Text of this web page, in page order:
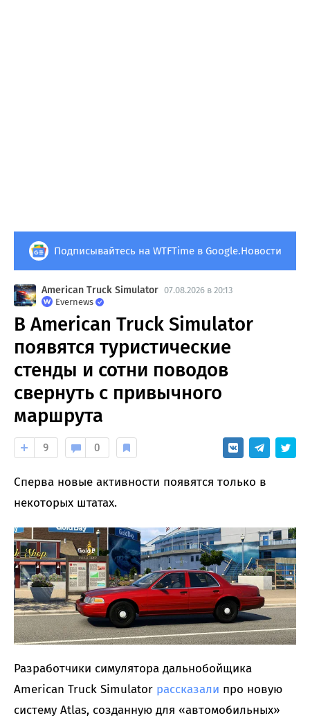
Подписывайтесь на WTFTime в Google.Новости
American Truck Simulator 07.08.2026 в 20:13
Evernews
В American Truck Simulator
появятся туристические
стенды и сотни поводов
свернуть с привычного
маршрута
9 0
Сперва новые активности появятся только в
некоторых штатах.
Разработчики симулятора дальнобойщика
American Truck Simulator рассказали про новую
систему Atlas, созданную для «автомобильных»